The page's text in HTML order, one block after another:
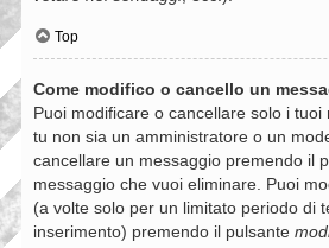
Top
Come modifico o cancello un
Puoi modificare o cancellare solo i
tu non sia un amministratore o un
cancellare un messaggio premendo il
messaggio che vuoi eliminare. Puoi
(a volte solo per un limitato periodo di
inserimento) premendo il pulsante